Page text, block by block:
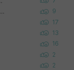
SSH 박사과정을 그만두고 지방대 박사로 옮기면 교수의 꿈은 끝일까요? 9
17
13
16
2
2